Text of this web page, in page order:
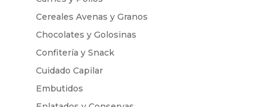
Cereales Avenas y Granos
Chocolates y Golosinas
Confitería y Snack
Cuidado Capilar
Embutidos